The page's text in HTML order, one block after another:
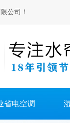
公司！
省电空调